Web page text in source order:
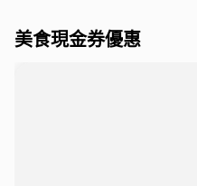
美食現金券優惠